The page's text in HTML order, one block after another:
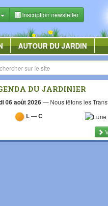
Inscription newsletter
AUTOUR DU JARDIN
DU JARDINIER
06 août 2026— Nous fêtons les
L—C